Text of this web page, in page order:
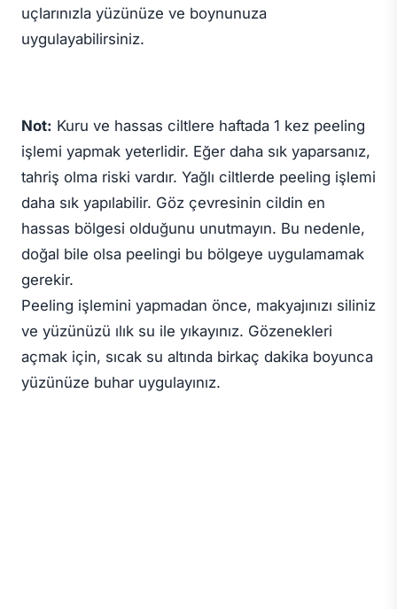
uçlarınızla yüzünüze ve boynunuza
uygulayabilirsiniz.
Not: Kuru ve hassas ciltlere haftada 1 kez peeling
işlemi yapmak yeterlidir. Eğer daha sık yaparsanız,
tahriş olma riski vardır. Yağlı ciltlerde peeling işlemi
daha sık yapılabilir. Göz çevresinin cildin en
hassas bölgesi olduğunu unutmayın. Bu nedenle,
doğal bile olsa peelingi bu bölgeye uygulamamak
gerekir.
Peeling işlemini yapmadan önce, makyajınızı siliniz
ve yüzünüzü ılık su ile yıkayınız. Gözenekleri
açmak için, sıcak su altında birkaç dakika boyunca
yüzünüze buhar uygulayınız.